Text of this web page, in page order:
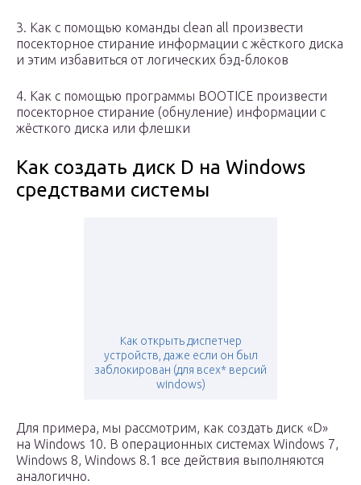
3. Как с помощью команды clean all произвести
посекторное стирание информации с жёсткого диска
и этим избавиться от логических бэд-блоков
4. Как с помощью программы BOOTICE произвести
посекторное стирание (обнуление) информации с
жёсткого диска или флешки
Как создать диск D на Windows
средствами системы
Как открыть диспетчер
устройств, даже если он был
заблокирован (для всех* версий
windows)
Для примера, мы рассмотрим, как создать диск «D»
на Windows 10. В операционных системах Windows 7,
Windows 8, Windows 8.1 все действия выполняются
аналогично.